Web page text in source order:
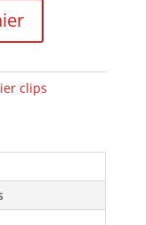
clips